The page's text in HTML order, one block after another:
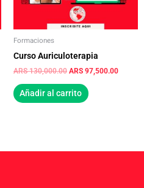
Formaciones
Curso Auriculoterapia
ARS130,000.00 ARS 97,500.00
Añadir al carrito